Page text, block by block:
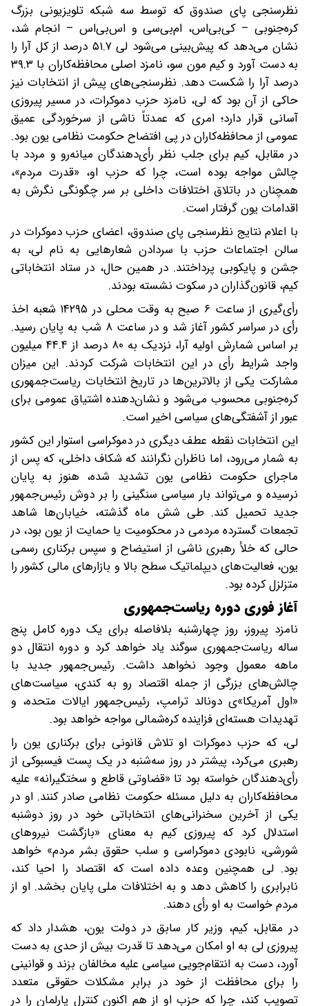
نظرسنجی پای صندوق که توسط سه شبکه تلویزیونی بزرگ
کره‌جنوبی – کی‌بی‌اس، ام‌بی‌سی و اس‌بی‌اس – انجام شد،
نشان می‌دهد که پیش‌بینی می‌شود لی ۵۱.۷ درصد از کل آرا را
به دست آورد و کیم مون سو، نامزد اصلی محافظه‌کاران با ۳۹.۳
درصد آرا را شکست دهد. نظرسنجی‌های پیش از انتخابات نیز
حاکی از آن بود که لی، نامزد حزب دموکرات، در مسیر پیروزی
آسانی قرار دارد؛ امری که عمدتاً ناشی از سرخوردگی عمیق
عمومی از محافظه‌کاران در پی افتضاح حکومت نظامی یون بود.
در مقابل، کیم برای جلب نظر رأی‌دهندگان میانه‌رو و مردد با
چالش مواجه بوده است، چرا که حزب او، «قدرت مردم»،
همچنان در باتلاق اختلافات داخلی بر سر چگونگی نگرش به
اقدامات یون گرفتار است.
با اعلام نتایج نظرسنجی پای صندوق، اعضای حزب دموکرات در
سالن اجتماعات حزب با سردادن شعارهایی به نام لی، به
جشن و پایکوبی پرداختند. در همین حال، در ستاد انتخاباتی
کیم، قانون‌گذاران در سکوت نشسته بودند.
رأی‌گیری از ساعت ۶ صبح به وقت محلی در ۱۴۲۹۵ شعبه اخذ
رأی در سراسر کشور آغاز شد و در ساعت ۸ شب به پایان رسید.
بر اساس شمارش اولیه آرا، نزدیک به ۸۰ درصد از ۴۴.۴ میلیون
واجد شرایط رأی در این انتخابات شرکت کردند. این میزان
مشارکت یکی از بالاترین‌ها در تاریخ انتخابات ریاست‌جمهوری
کره‌جنوبی محسوب می‌شود و نشان‌دهنده اشتیاق عمومی برای
عبور از آشفتگی‌های سیاسی اخیر است.
این انتخابات نقطه عطف دیگری در دموکراسی استوار این کشور
به شمار می‌رود، اما ناظران نگرانند که شکاف داخلی، که پس از
ماجرای حکومت نظامی یون تشدید شده، هنوز به پایان
نرسیده و می‌تواند بار سیاسی سنگینی را بر دوش رئیس‌جمهور
جدید تحمیل کند. طی شش ماه گذشته، خیابان‌ها شاهد
تجمعات گسترده مردمی در محکومیت یا حمایت از یون بود، در
حالی که خلأ رهبری ناشی از استیضاح و سپس برکناری رسمی
یون، فعالیت‌های دیپلماتیک سطح بالا و بازارهای مالی کشور را
متزلزل کرده بود.
آغاز فوری دوره ریاست‌جمهوری
نامزد پیروز، روز چهارشنبه بلافاصله برای یک دوره کامل پنج
ساله ریاست‌جمهوری سوگند یاد خواهد کرد و دوره انتقال دو
ماهه معمول وجود نخواهد داشت. رئیس‌جمهور جدید با
چالش‌های بزرگی از جمله اقتصاد رو به کندی، سیاست‌های
«اول آمریکا»ی دونالد ترامپ، رئیس‌جمهور ایالات متحده، و
تهدیدات هسته‌ای فزاینده کره‌شمالی مواجه خواهد بود.
لی، که حزب دموکرات او تلاش قانونی برای برکناری یون را
رهبری می‌کرد، پیشتر در روز سه‌شنبه در یک پست فیسبوکی از
رأی‌دهندگان خواسته بود تا «قضاوتی قاطع و سختگیرانه» علیه
محافظه‌کاران به دلیل مسئله حکومت نظامی صادر کنند. او در
یکی از آخرین سخنرانی‌های انتخاباتی خود در روز دوشنبه
استدلال کرد که پیروزی کیم به معنای «بازگشت نیروهای
شورشی، نابودی دموکراسی و سلب حقوق بشر مردم» خواهد
بود. لی همچنین وعده داده است که اقتصاد را احیا کند،
نابرابری را کاهش دهد و به اختلافات ملی پایان بخشد. او از
مردم خواست به او رأی دهند.
در مقابل، کیم، وزیر کار سابق در دولت یون، هشدار داد که
پیروزی لی به او امکان می‌دهد تا قدرت بیش از حدی به دست
آورد، دست به انتقام‌جویی سیاسی علیه مخالفان بزند و قوانینی
را برای محافظت از خود در برابر مشکلات حقوقی متعدد
تصویب کند، چرا که حزب او از هم اکنون کنترل پارلمان را در